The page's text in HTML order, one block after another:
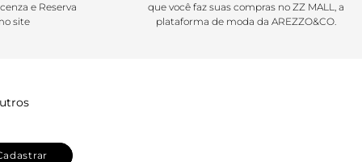
e Reserva
site
que você faz suas compras no ZZ MALL, a
plataforma de moda da AREZZO&CO.